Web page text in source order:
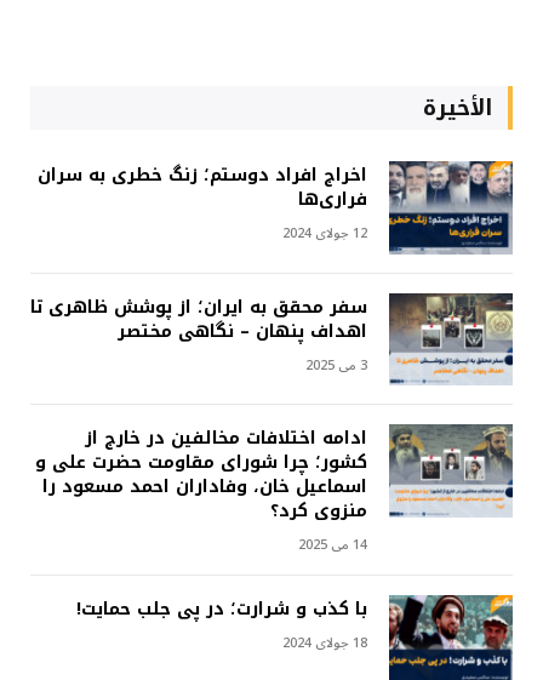
الأخيرة
اخراج افراد دوستم؛ زنگ خطری به سران
فراری‌ها
12 جولای 2024
سفر محقق به ایران؛ از پوشش ظاهری تا
اهداف پنهان – نگاهی مختصر
3 می 2025
ادامه اختلافات مخالفین در خارج از
کشور؛ چرا شورای مقاومت حضرت علی و
اسماعیل خان، وفاداران احمد مسعود را
منزوی کرد؟
14 می 2025
با کذب و شرارت؛ در پی جلب حمایت!
18 جولای 2024